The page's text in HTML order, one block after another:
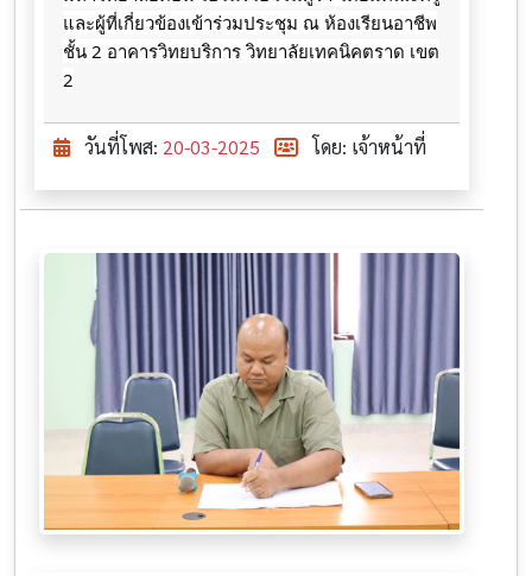
และผู้ที่เกี่ยวข้องเข้าร่วมประชุม ณ ห้องเรียนอาชีพ
ชั้น 2 อาคารวิทยบริการ วิทยาลัยเทคนิคตราด เขต
2
วันที่โพส: 20-03-2025 โดย: เจ้าหน้าที่